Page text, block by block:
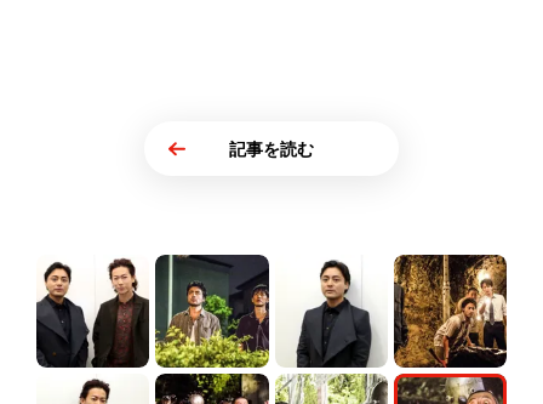
記事を読む